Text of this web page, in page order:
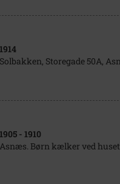
1914
Solbakken, Storegade 50A,
1905 - 1910
Asnæs. Børn kælker ved